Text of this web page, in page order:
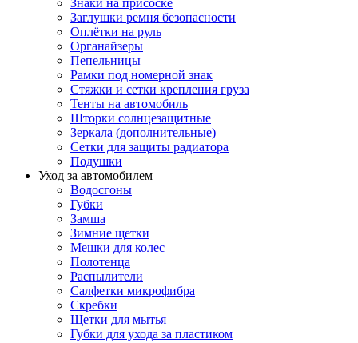
Знаки на присоске
Заглушки ремня безопасности
Оплётки на руль
Органайзеры
Пепельницы
Рамки под номерной знак
Стяжки и сетки крепления груза
Тенты на автомобиль
Шторки солнцезащитные
Зеркала (дополнительные)
Сетки для защиты радиатора
Подушки
Уход за автомобилем
Водосгоны
Губки
Замша
Зимние щетки
Мешки для колес
Полотенца
Распылители
Салфетки микрофибра
Скребки
Щетки для мытья
Губки для ухода за пластиком